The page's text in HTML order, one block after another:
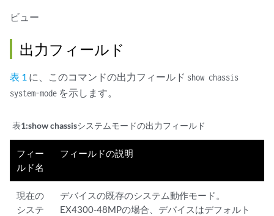
ビュー
出力フィールド
表 1 に、このコマンドの出力フィールド show chassis
system-mode を示します。
表1:show chassisシステムモードの出力フィールド
フィー
ルド名
フィールドの説明
現在の
システ
デバイスの既存のシステム動作モード。
EX4300-48MPの場合、デバイスはデフォルト